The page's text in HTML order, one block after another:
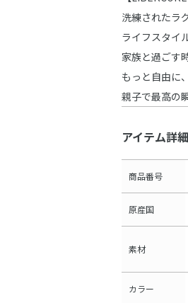
洗練されたラ
ライフスタイ
家族と過ごす
もっと自由に
親子で最高の
アイテム詳細
商品番号
原産国
素材
カラー